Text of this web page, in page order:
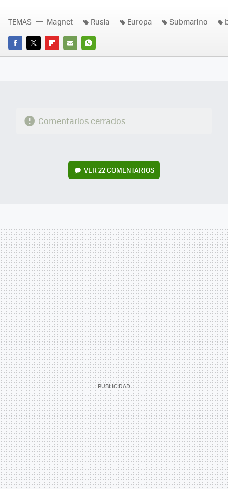
FACEBOOK
TWITTERFLIPBOARD
E-
WHATSAPP
TEMAS Magnet Rusia Europa Submarino
Comentarios cerrados
VER22 COMENTARIOS